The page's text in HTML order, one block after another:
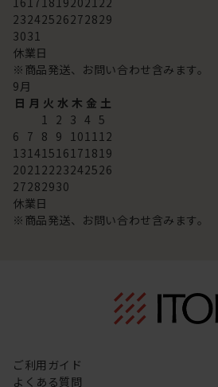
23242526272829
3031
休業日
※商品発送、お問い合わせ含みます。
9月
日 月 火 水 木 金 土
1 2 3 4 5
6 7 8 9 101112
13141516171819
20212223242526
27282930
休業日
※商品発送、お問い合わせ含みます。
ご利用ガイド
よくある質問